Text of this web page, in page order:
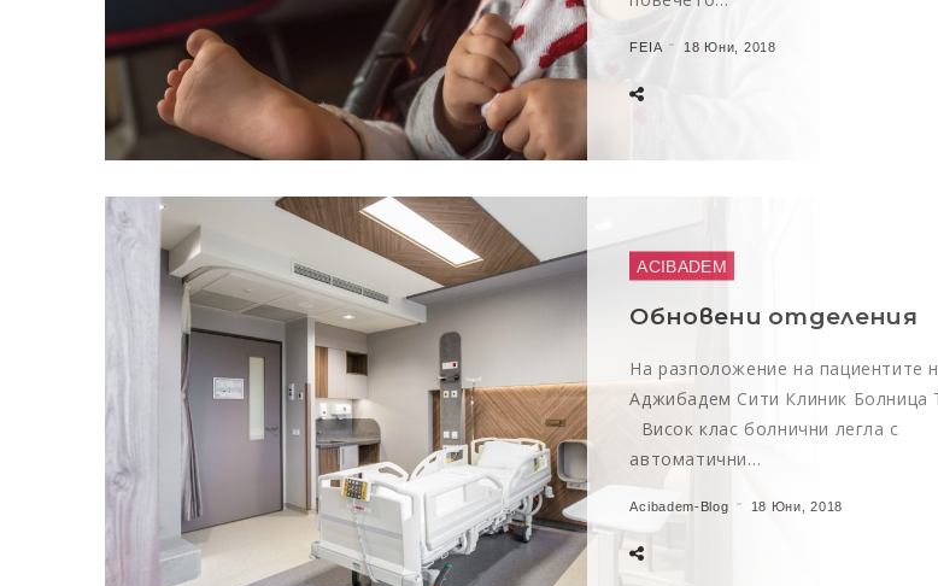
FEIA 18 Юни, 2018
ACIBADEM
Обновени отделения
На разположение на пациентите
Аджибадем Сити Клиник Болница
Висок клас болнични легла с
автоматични…
Acibadem-Blog 18 Юни, 2018